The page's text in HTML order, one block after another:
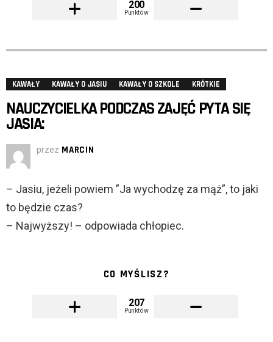
200
Punktów
KAWAŁY KAWAŁY O JASIU KAWAŁY O SZKOLE KRÓTKIE
NAUCZYCIELKA PODCZAS ZAJĘĆ PYTA SIĘ
JASIA:
przez MARCIN
– Jasiu, jeżeli powiem ”Ja wychodzę za mąż”, to jaki
to będzie czas?
– Najwyższy! – odpowiada chłopiec.
CO MYŚLISZ?
207
Punktów